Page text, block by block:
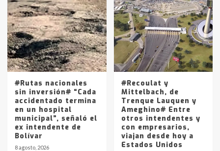
4
joven de Trenque Lauquen
5
Los precios de los combustibles en
La Pampa, desde YPF hasta Axion
entre 857 a 1338 pesos
#Rutas nacionales
sin inversión# “Cada
accidentado termina
en un hospital
municipal”, señaló el
ex intendente de
Bolívar
8 agosto, 2026
#Recoulat y
Mittelbach, de
Trenque Lauquen y
Ameghino# Entre
otros intendentes y
con empresarios,
viajan desde hoy a
Estados Unidos